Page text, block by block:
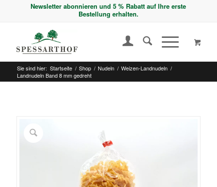
Newsletter abonnieren und 5 % Rabatt auf Ihre erste
Bestellung erhalten.
Sie sind hier: Startseite / Shop / Nudeln / Weizen-Landnudeln /
Landnudeln Band 8 mm gedreht